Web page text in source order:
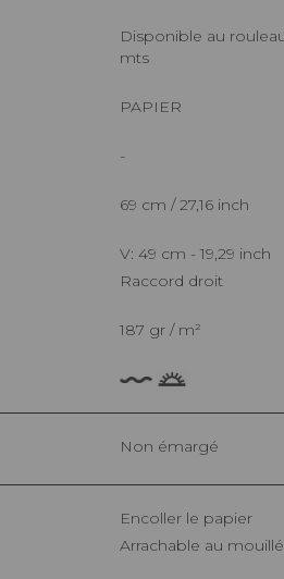
Disponible au rouleau de 4,57
mts
PAPIER
-
69 cm / 27,16 inch
V: 49 cm - 19,29 inch
Raccord droit
187 gr / m²
Non émargé
Encoller le papier
Arrachable au mouillé